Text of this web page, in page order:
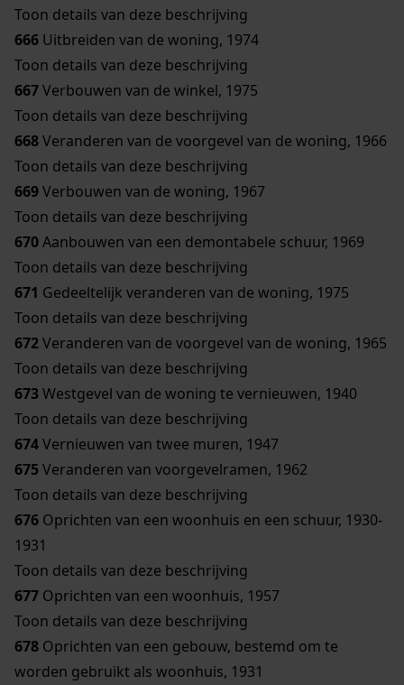
Toon details van deze beschrijving
666 Uitbreiden van de woning, 1974
Toon details van deze beschrijving
667Verbouwen van de winkel, 1975
Toon details van deze beschrijving
668Veranderen van de voorgevel van de woning, 1966
Toon details van deze beschrijving
669Verbouwen van de woning, 1967
Toon details van deze beschrijving
670Aanbouwen van een demontabele schuur, 1969
Toon details van deze beschrijving
671 Gedeeltelijk veranderen van de woning, 1975
Toon details van deze beschrijving
672Veranderen van de voorgevel van de woning, 1965
Toon details van deze beschrijving
673Westgevel van de woning te vernieuwen, 1940
Toon details van deze beschrijving
674Vernieuwen van twee muren, 1947
675Veranderen van voorgevelramen, 1962
Toon details van deze beschrijving
676 Oprichten van een woonhuis en een schuur, 1930-
1931
Toon details van deze beschrijving
677 Oprichten van een woonhuis, 1957
Toon details van deze beschrijving
678 Oprichten van een gebouw, bestemd om te
worden gebruikt als woonhuis, 1931